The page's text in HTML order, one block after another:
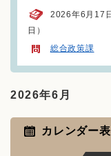
2026年6月17
日）
総合政策課
2026年6月
カレンダー